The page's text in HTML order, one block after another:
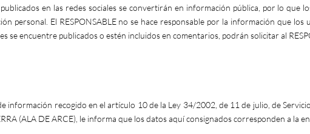
en las redes sociales se convertirán en información pública, por lo que
personal. El RESPONSABLE no se hace responsable por la información que
se encuentre publicados o estén incluidos en comentarios, podrán solicitar al
información recogido en el artículo 10 de la Ley 34/2002, de 11 de julio, de
(ALA DE ARCE), le informa que los datos aquí consignados corresponden a la